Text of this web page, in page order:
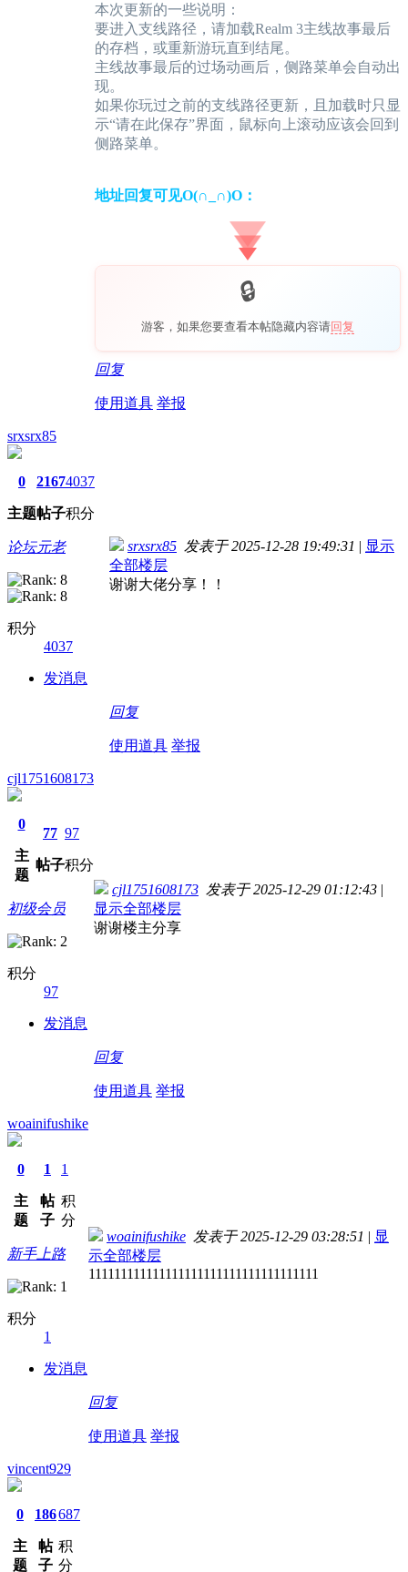
本次更新的一些说明：
要进入支线路径，请加载Realm 3主线故事最后
的存档，或重新游玩直到结尾。
主线故事最后的过场动画后，侧路菜单会自动出
现。
如果你玩过之前的支线路径更新，且加载时只显
示“请在此保存”界面，鼠标向上滚动应该会回到
侧路菜单。
地址回复可见O(∩_∩)O：
游客，如果您要查看本帖隐藏内容请回复
回复
使用道具 举报
srxsrx85
0
主题
2167
帖子
4037
积分
论坛元老
积分
4037
发消息
srxsrx85 发表于 2025-12-28 19:49:31 | 显示
全部楼层
谢谢大佬分享！！
回复
使用道具 举报
cjl1751608173
0
主
题
77
帖子
97
积分
初级会员
积分
97
发消息
cjl1751608173 发表于 2025-12-29 01:12:43 |
显示全部楼层
谢谢楼主分享
回复
使用道具 举报
woainifushike
0
主
题
1
帖
子
1
积
分
新手上路
积分
1
发消息
woainifushike 发表于 2025-12-29 03:28:51 | 显
示全部楼层
111111111111111111111111111111111111
回复
使用道具 举报
vincent929
0
主
题
186
帖
子
687
积
分